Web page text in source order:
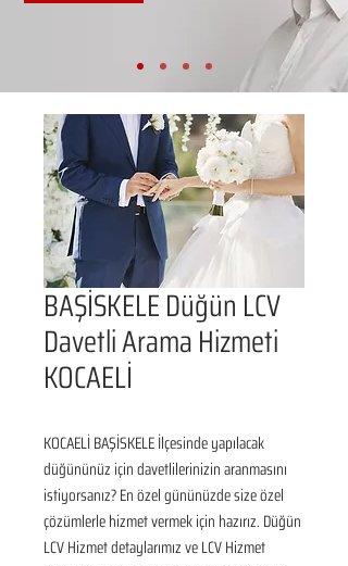
BAŞİSKELE Düğün LCV
Davetli Arama Hizmeti
KOCAELİ
KOCAELİ BAŞİSKELE İlçesinde yapılacak
düğününüz için davetlilerinizin aranmasını
istiyorsanız? En özel gününüzde size özel
çözümlerle hizmet vermek için hazırız. Düğün
LCV Hizmet detaylarımız ve LCV Hizmet